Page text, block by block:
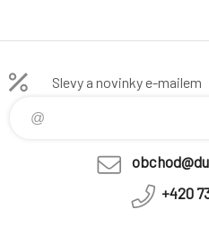
Slevy a novinky e-mailem
+420